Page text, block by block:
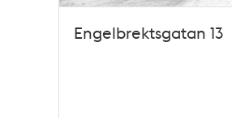
Engelbrektsgatan 13